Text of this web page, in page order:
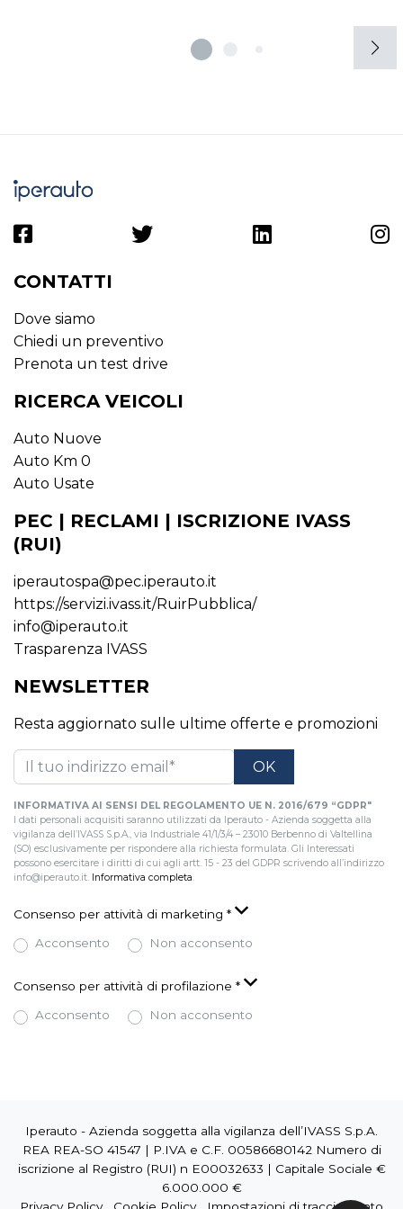
Strumentazione digitale con display
CONTATTI
Dove siamo
Chiedi un preventivo
Prenota un test drive
RICERCA VEICOLI
Auto Nuove
Auto Km 0
Auto Usate
PEC | RECLAMI | ISCRIZIONE IVASS
(RUI)
iperautospa@pec.iperauto.it
https://servizi.ivass.it/RuirPubblica/
info@iperauto.it
Trasparenza IVASS
NEWSLETTER
Resta aggiornato sulle ultime offerte e promozioni
INFORMATIVA AI SENSI DEL REGOLAMENTO UE N. 2016/679 “GDPR"
I dati personali acquisiti saranno utilizzati da Iperauto - Azienda soggetta alla
vigilanza dell’IVASS S.p.A., via Industriale 41/1/3/4 – 23010 Berbenno di Valtellina
(SO) esclusivamente per rispondere alla richiesta formulata. Gli Interessati
possono esercitare i diritti di cui agli artt. 15 - 23 del GDPR scrivendo all’indirizzo
info@iperauto.it. Informativa completa.
Consenso per attività di marketing *
Acconsento
Non acconsento
Consenso per attività di profilazione *
Acconsento
Non acconsento
Iperauto - Azienda soggetta alla vigilanza dell’IVASS S.p.A.
REA REA-SO 41547 | P.IVA e C.F. 00586680142 Numero di
iscrizione al Registro (RUI) n E00032633 | Capitale Sociale €
6.000.000 €